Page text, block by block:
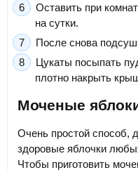
Оставить при
на сутки.
После снова
Цукаты посыпать
плотно накрыть
Моченые
Очень простой способ,
здоровые яблочки
Чтобы приготовить